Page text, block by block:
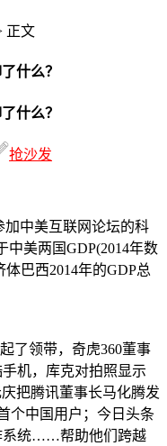
正文
什么？
什么？
抢沙发
中美互联网论坛的科
中美两国GDP(2014年数
巴西2014年的GDP总
了领带，奇虎360董事
机，库克对拍照显示
把腾讯董事长马化腾发
个中国用户；今日头条
系统……帮助他们跨越